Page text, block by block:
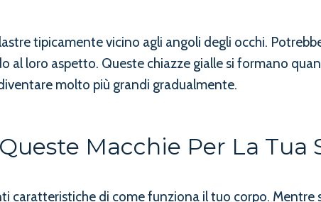
tipicamente vicino agli angoli degli occhi.
loro aspetto. Queste chiazze gialle si formano
molto più grandi gradualmente.
Macchie Per La Tua
caratteristiche di come funziona il tuo corpo. Mentre